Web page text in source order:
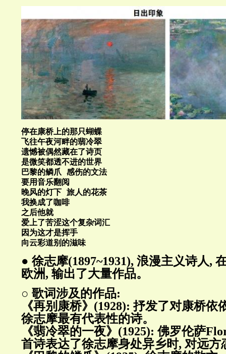
停在康桥上的那只蝴蝶
飞往午夜河畔的翡冷翠
遗憾被偶然藏在了诗页
是微笑都透不进的世界
巴黎的鳞爪 感伤的文法
要用音乐翻阅
晚风的灯下 旅人的花茶
我换成了咖啡
之后他就
爱上了苦涩这个复杂词汇
因为这才是挥手
向云彩道别的滋味
● 徐志摩(1897~1931), 浪漫主义诗人,
欧洲, 输出了大量作品。
○ 歌词涉及的作品:
《再别康桥》(1928): 抒发了对康桥依
徐志摩最有代表性的诗。
《翡冷翠的一夜》(1925): 佛罗伦萨
首诗表达了徐志摩身处异乡时, 对远方